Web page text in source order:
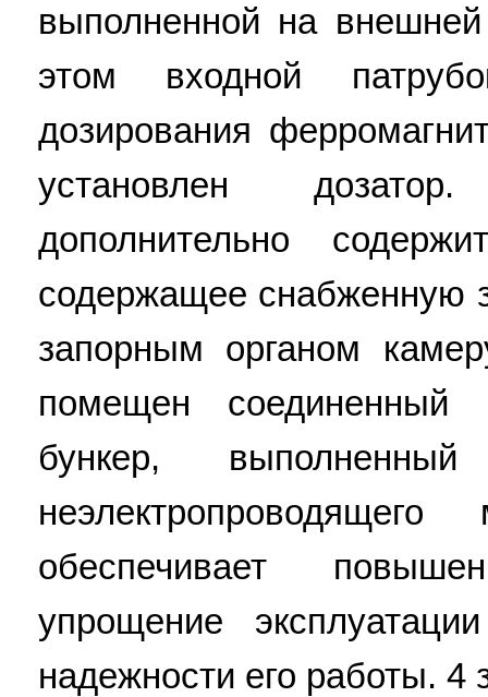
выполненной на
этом входной
дозирования
установлен
дополнительно
содержащее снабженную
запорным органом
помещен соединенный
бункер,
обеспечивает
упрощение
надежности его работы.